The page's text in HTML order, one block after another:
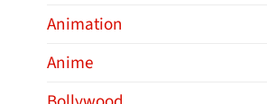
Animation
Anime